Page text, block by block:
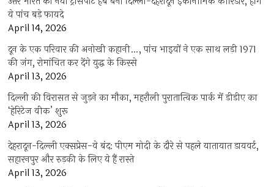
ये पांच बड़े फायदे
April 14, 2026
दून के एक परिवार की अनोखी कहानी…, पांच भाइयों ने एक साथ लड़ी 1971
की जंग, रोमांचित कर देंगे युद्ध के किस्से
April 13, 2026
दिल्ली की विरासत से जुड़ने का मौका, महरौली पुरातात्विक पार्क में डीडीए का
‘हेरिटेज वीक’ शुरू
April 13, 2026
देहरादून-दिल्ली एक्सप्रेस-वे बंद: पीएम मोदी के दौरे से पहले यातायात डायवर्ट,
सहारनपुर और रुड़की के लिए ये हैं रास्ते
April 13, 2026